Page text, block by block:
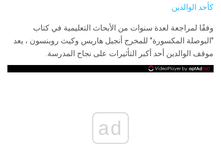
كأحد الوالدين.
وفقًا لمراجعة لعدة سنوات من الأبحاث التعليمية في كتاب
"البوصلة المكسورة" للمخرج أنجيل هاريس وكيث روبنسون ، يعد
موقف الوالدين أحد أكبر التأثيرات على نجاح المدرسة.
ad